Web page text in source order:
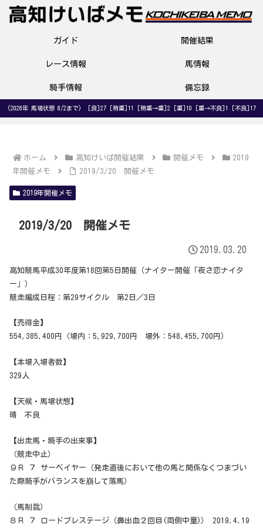
ガイド 開催結果
レース情報 馬情報
騎手情報 備忘録
(2026年 馬場状態 8/2まで) [良]27 [稍重]11 [稍重→重]2 [重]10 [重→不良]1 [不良]17
ホーム 高知けいば開催結果 開催メモ
2019
年開催メモ
2019/3/20 開催メモ
2019年開催メモ
2019/3/20 開催メモ
2019.03.20
高知競馬平成30年度第18回第5日開催（ナイター開催「夜さ恋ナイタ
ー」）
競走編成日程：第29サイクル 第2日／3日
【売得金】
554,385,400円（場内：5,929,700円 場外：548,455,700円）
【本場入場者数】
329人
【天候・馬場状態】
晴 不良
【出走馬・騎手の出来事】
（競走中止）
９Ｒ ７ サーベイヤー（発走直後において他の馬と関係なくつまづい
た際騎手がバランスを崩して落馬）
（馬制裁）
８Ｒ ７ ロードプレステージ（鼻出血２回目(両側中量)） 2019.4.19